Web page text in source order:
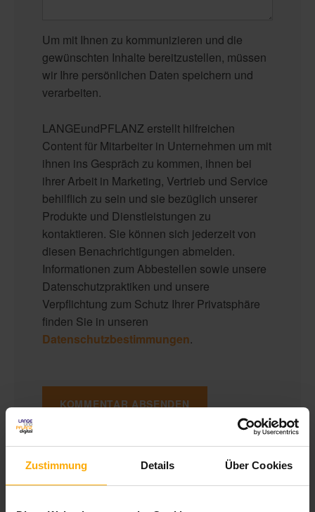
Zustimmung Details Über Cookies
Um mit Ihnen zu kommunizieren und die
gewünschten Inhalte bereitzustellen, müssen
wir Ihre persönlichen Daten speichern und
verarbeiten.
LANGEundPFLANZ erstellt hilfreichen
Content für Mitarbeiter in Unternehmen um mit
ihnen ins Gespräch zu kommen, ihnen bei
ihrer Arbeit in Marketing, Vertrieb und Service
behilflich zu sein und sie bezüglich unserer
Produkte und Dienstleistungen zu
kontaktieren. Sie können sich jederzeit von
diesen Benachrichtigungen abmelden.
Informationen zum Abbestellen sowie unsere
Datenschutzpraktiken und unsere
Verpflichtung zum Schutz Ihrer Privatsphäre
finden Sie in unseren
Datenschutzbestimmungen.
Deutschsprachiger HubSpot Nutzer Blog